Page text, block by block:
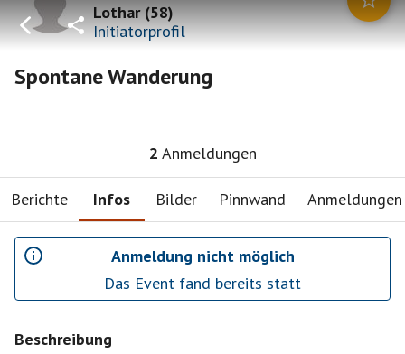
Lothar(58)
Initiatorprofil
Spontane Wanderung
2 Anmeldungen
Berichte Infos Bilder Pinnwand Anmeldungen
Anmeldung nicht möglich
Das Event fand bereits statt
Beschreibung